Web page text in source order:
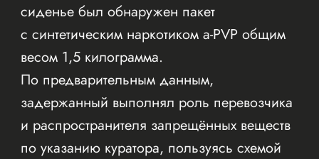
сиденье был обнаружен пакет
с синтетическим наркотиком a-PVP общим
весом 1,5 килограмма.
По предварительным данным,
задержанный выполнял роль перевозчика
и распространителя запрещённых веществ
по указанию куратора, пользуясь схемой